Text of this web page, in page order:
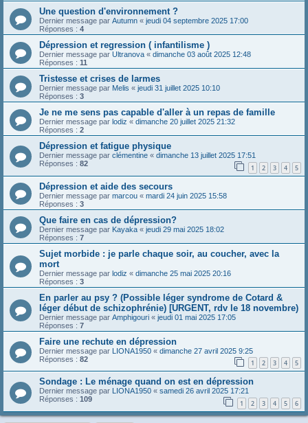
Une question d'environnement ?
Dernier message par Autumn « jeudi 04 septembre 2025 17:00
Réponses : 4
Dépression et regression ( infantilisme )
Dernier message par Ultranova « dimanche 03 août 2025 12:48
Réponses : 11
Tristesse et crises de larmes
Dernier message par Melis « jeudi 31 juillet 2025 10:10
Réponses : 3
Je ne me sens pas capable d'aller à un repas de famille
Dernier message par lodiz « dimanche 20 juillet 2025 21:32
Réponses : 2
Dépression et fatigue physique
Dernier message par clémentine « dimanche 13 juillet 2025 17:51
Réponses : 82 1 2 3 4 5
Dépression et aide des secours
Dernier message par marcou « mardi 24 juin 2025 15:58
Réponses : 3
Que faire en cas de dépression?
Dernier message par Kayaka « jeudi 29 mai 2025 18:02
Réponses : 7
Sujet morbide : je parle chaque soir, au coucher, avec la
mort
Dernier message par lodiz « dimanche 25 mai 2025 20:16
Réponses : 3
En parler au psy ? (Possible léger syndrome de Cotard &
léger début de schizophrénie) [URGENT, rdv le 18 novembre)
Dernier message par Amphigouri « jeudi 01 mai 2025 17:05
Réponses : 7
Faire une rechute en dépression
Dernier message par LIONA1950 « dimanche 27 avril 2025 9:25
Réponses : 82 1 2 3 4 5
Sondage : Le ménage quand on est en dépression
Dernier message par LIONA1950 « samedi 26 avril 2025 17:21
Réponses : 109 1 2 3 4 5 6